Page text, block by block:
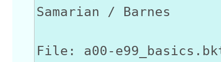
Samarian / Barnes
File: a00-